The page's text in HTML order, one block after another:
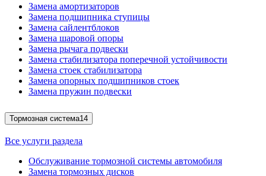
Замена амортизаторов
Замена подшипника ступицы
Замена сайлентблоков
Замена шаровой опоры
Замена рычага подвески
Замена стабилизатора поперечной устойчивости
Замена стоек стабилизатора
Замена опорных подшипников стоек
Замена пружин подвески
Тормозная система14
Все услуги раздела
Обслуживание тормозной системы автомобиля
Замена тормозных дисков